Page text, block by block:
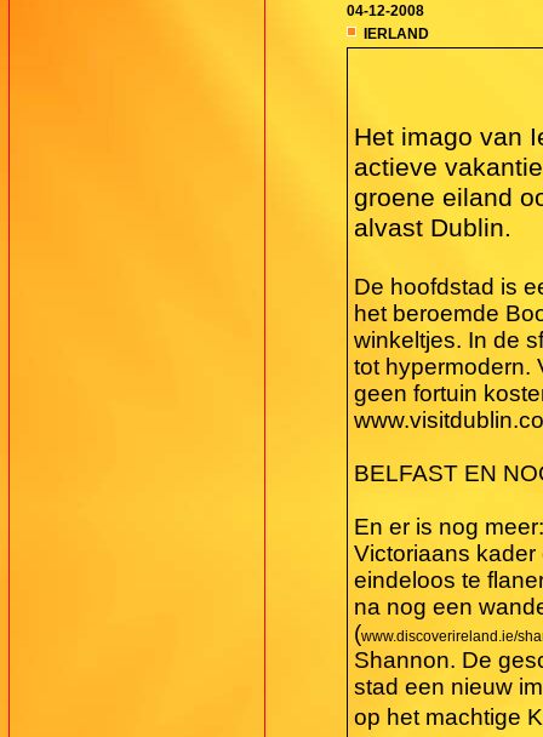
04-12-2008
IERLAND
Het imago van
actieve
groene eiland
alvast Dublin.
De hoofdstad is
het beroemde
winkeltjes. In de
tot hypermodern.
geen fortuin
BELFAST EN
En er is nog
Victoriaans
eindeloos te
na nog een
(www.discoverireland.ie/
Shannon. De
stad een nieuw
op het machtige